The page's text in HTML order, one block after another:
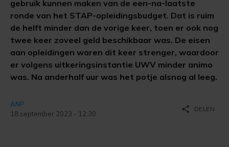
gebruik kunnen maken van de een-na-laatste
ronde van het STAP-opleidingsbudget. Dat is ruim
de helft minder dan de vorige keer, toen er ook nog
twee keer zoveel geld beschikbaar was. De eisen
aan opleidingen waren dit keer strenger, waardoor
er volgens uitkeringsinstantie UWV minder animo
was. Na anderhalf uur was het potje alsnog al leeg.
ANP
18 september 2023 - 12:30
share DELEN